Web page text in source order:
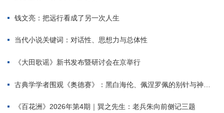
钱文亮：把远行看成了另一次人生
当代小说关键词：对话性、思想力与总体性
《大田歌谣》新书发布暨研讨会在京举行
古典学学者围观《奥德赛》：黑白海伦、佩涅罗佩的别针与神秘入侵者
《百花洲》2026年第4期｜巽之先生：老兵朱向前侧记三题